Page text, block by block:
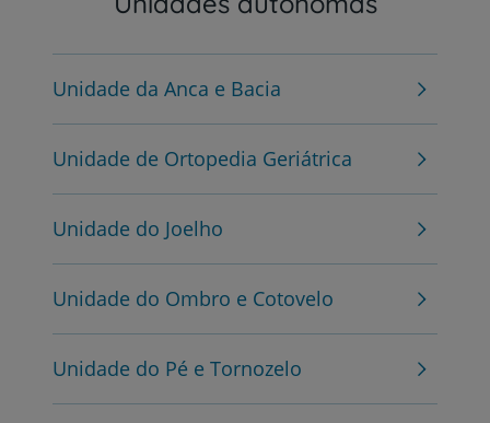
Unidade da Anca e Bacia
Unidade de Ortopedia Geriátrica
Unidade do Joelho
Unidade do Ombro e Cotovelo
Unidade do Pé e Tornozelo